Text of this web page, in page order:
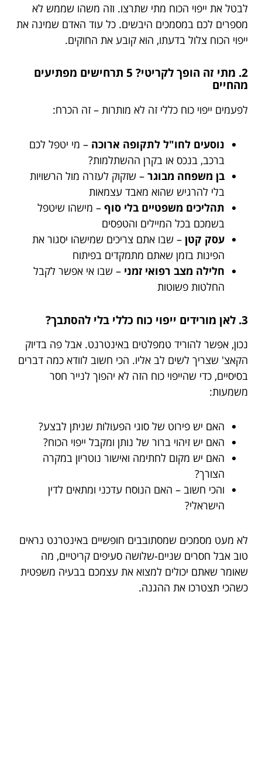
לבטל את ייפוי הכוח מתי שתרצו. וזה משהו שממש לא
מספרים לכם במסמכים היבשים. כל עוד האדם שמינה את
ייפוי הכוח צלול בדעתו, הוא קובע את החוקים.
2. מתי זה הופך לקריטי? 5 תרחישים מפתיעים
מהחיים
לפעמים ייפוי כוח כללי זה לא מותרות – זה הכרח:
נוסעים לחו"ל לתקופה ארוכה – מי יטפל לכם
ברכב, בנכס או בקרן ההשתלמות?
בן משפחה מבוגר – שזקוק לעזרה מול הרשויות
בלי להרגיש שהוא מאבד עצמאות
תהליכים משפטיים בלי סוף – מישהו שיטפל
בשמכם בכל המיילים והטפסים
עסק קטן – שבו אתם צריכים שמישהו יסגור את
הפינות בזמן שאתם מתמקדים בפיתוח
חלילה מצב רפואי זמני – שבו אי אפשר לקבל
החלטות פשוטות
3. לאן מורידים ייפוי כוח כללי בלי להסתבך?
נכון, אפשר להוריד טמפלטים באינטרנט. אבל פה בדיוק
הקאצ' שצריך לשים לב אליו. הכי חשוב לוודא כמה דברים
בסיסיים, כדי שהייפוי כוח הזה לא יהפוך לנייר חסר
משמעות:
האם יש פירוט של סוגי הפעולות שניתן לבצע?
האם יש זיהוי ברור של נותן ומקבל ייפוי הכוח?
האם יש מקום לחתימה ואישור נוטריון במקרה
הצורך?
והכי חשוב – האם הנוסח עדכני ומתאים לדין
הישראלי?
לא מעט מסמכים שמסתובבים חופשיים באינטרנט נראים
טוב אבל חסרים שניים-שלושה סעיפים קריטיים, מה
שאומר שאתם יכולים למצוא את עצמכם בבעיה משפטית
כשהכי תצטרכו את ההגנה.